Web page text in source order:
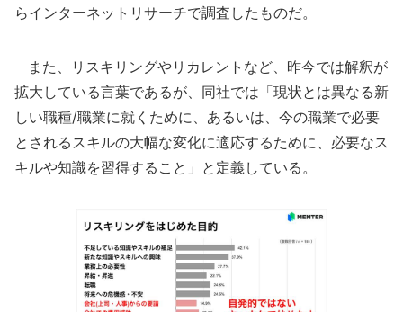
らインターネットリサーチで調査したものだ。
また、リスキリングやリカレントなど、昨今では解釈が
拡大している言葉であるが、同社では「現状とは異なる新
しい職種/職業に就くために、あるいは、今の職業で必要
とされるスキルの大幅な変化に適応するために、必要なス
キルや知識を習得すること」と定義している。